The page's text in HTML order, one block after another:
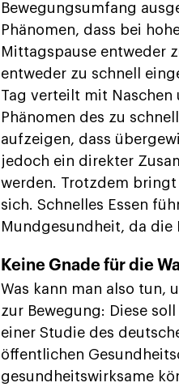
Bewegungsumfang
Phänomen, dass bei
Mittagspause entweder
entweder zu schnell
Tag verteilt mit
Phänomen des zu
aufzeigen, dass
jedoch ein direkter
werden. Trotzdem bringt
sich. Schnelles Essen
Mundgesundheit, da
Keine Gnade für die
Was kann man also tun,
zur Bewegung: Diese
einer Studie des
öffentlichen
gesundheitswirksame